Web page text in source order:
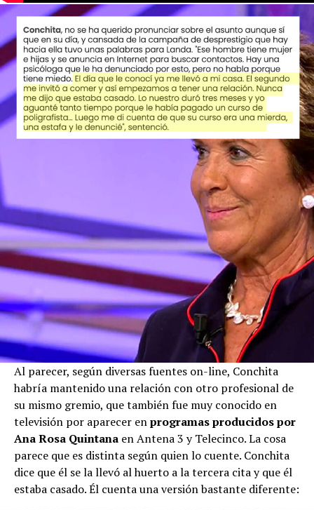
Al parecer, según diversas fuentes on-line, Conchita
habría mantenido una relación con otro profesional de
su mismo gremio, que también fue muy conocido en
televisión por aparecer enprogramas producidos por
Ana Rosa Quintana en Antena 3 y Telecinco. La cosa
parece que es distinta según quien lo cuente. Conchita
dice que él se la llevó al huerto a la tercera cita y que él
estaba casado. Él cuenta una versión bastante diferente: